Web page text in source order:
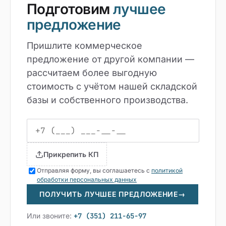
Подготовим лучшее
предложение
Пришлите коммерческое
предложение от другой компании —
рассчитаем более выгодную
стоимость с учётом нашей складской
базы и собственного производства.
Прикрепить КП
Отправляя форму, вы соглашаетесь с политикой
обработки персональных данных
ПОЛУЧИТЬ ЛУЧШЕЕ ПРЕДЛОЖЕНИЕ→
Или звоните: +7 (351) 211-65-97